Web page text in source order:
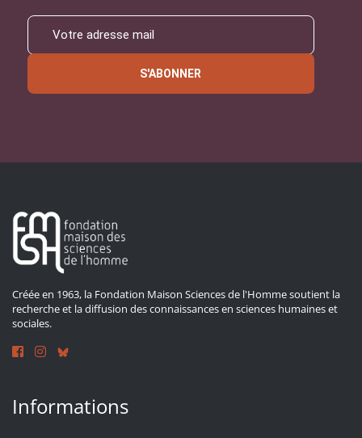
S'ABONNER
Créée en 1963, la Fondation Maison Sciences de l'Homme soutient la
recherche et la diffusion des connaissances en sciences humaines et
sociales.
Informations